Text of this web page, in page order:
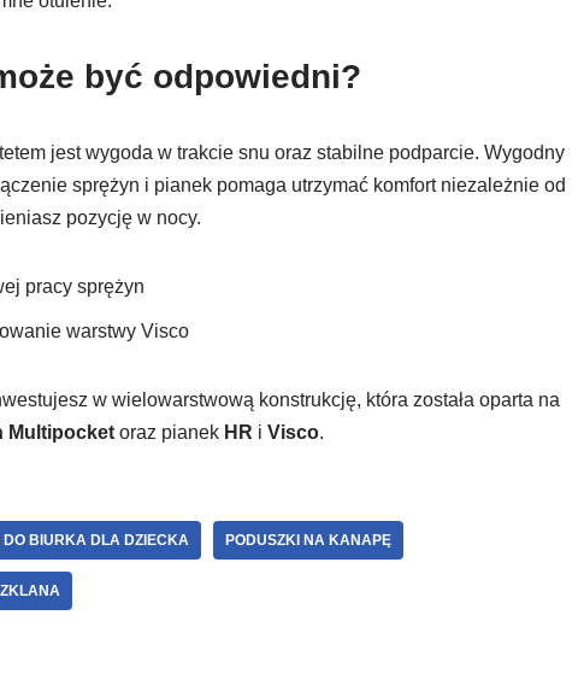
być odpowiedni?
jest wygoda w trakcie snu oraz stabilne podparcie. Wygodny
sprężyn i pianek pomaga utrzymać komfort niezależnie od
pozycję w nocy.
pracy sprężyn
warstwy Visco
w wielowarstwową konstrukcję, która została oparta na
Multipocket oraz pianek HR i Visco.
DO BIURKA DLA DZIECKA PODUSZKI NA KANAPĘ